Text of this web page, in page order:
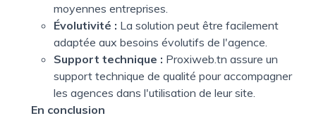
moyennes entreprises.
Évolutivité : La solution peut être facilement
adaptée aux besoins évolutifs de l'agence.
Support technique : Proxiweb.tn assure un
support technique de qualité pour accompagner
les agences dans l'utilisation de leur site.
En conclusion